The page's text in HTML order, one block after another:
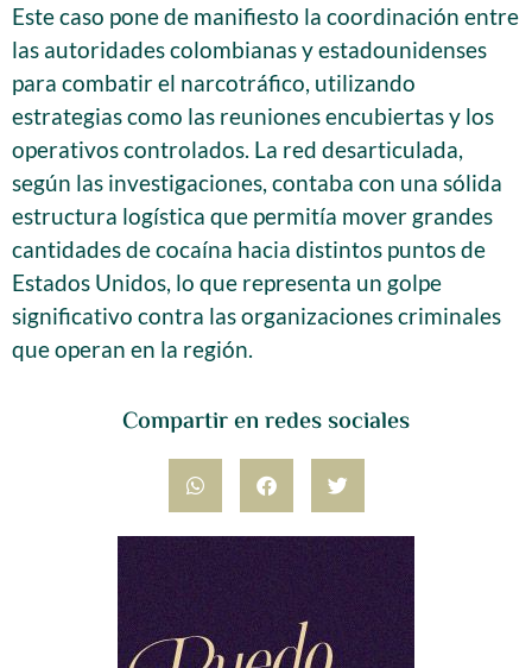
Compartir en redes sociales
Este caso pone de manifiesto la coordinación entre
las autoridades colombianas y estadounidenses
para combatir el narcotráfico, utilizando
estrategias como las reuniones encubiertas y los
operativos controlados. La red desarticulada,
según las investigaciones, contaba con una sólida
estructura logística que permitía mover grandes
cantidades de cocaína hacia distintos puntos de
Estados Unidos, lo que representa un golpe
significativo contra las organizaciones criminales
que operan en la región.